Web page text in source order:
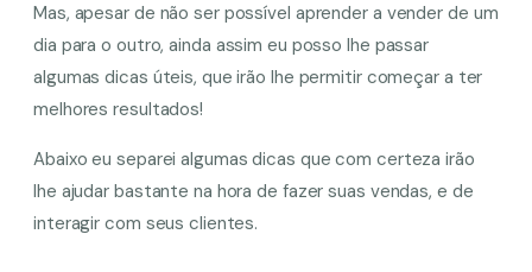
Mas, apesar de não ser possível aprender a vender de um
dia para o outro, ainda assim eu posso lhe passar
algumas dicas úteis, que irão lhe permitir começar a ter
melhores resultados!
Abaixo eu separei algumas dicas que com certeza irão
lhe ajudar bastante na hora de fazer suas vendas, e de
interagir com seus clientes.